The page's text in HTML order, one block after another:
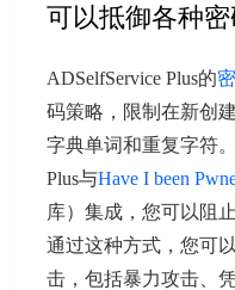
可以抵御各种
ADSelfService Plus的
码策略，限制在新创
字典单词和重复字符
Plus与Have I been
库）集成，您可以阻
通过这种方式，您可
击，包括暴力攻击、